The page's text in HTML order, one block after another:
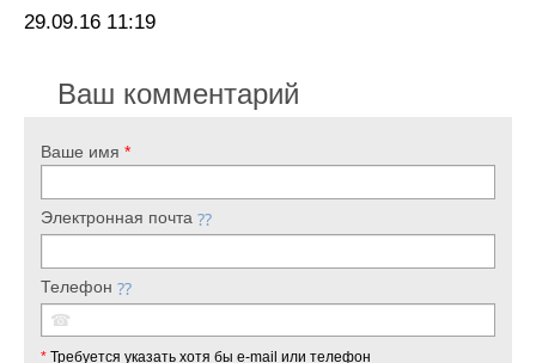
Создано
29.09.16 11:19
Ваш комментарий
Ваше имя*
Электронная почта
Телефон
☎
* Требуется указать хотя бы e-mail или телефон